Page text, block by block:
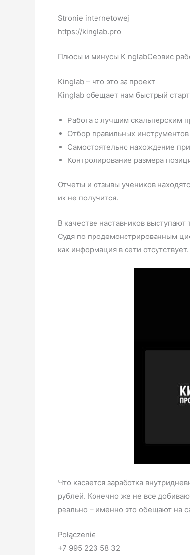
Stronie internetowej
https://kinglab.pro
Плюсы и минусы KinglabСервис
Kinglab – что это за проект
Kinglab обещает нам быстрый
Работа с лучшим скальперским
Отбор правильных
Самостоятельно нахождение
Контролирование размера
Отчеты и отзывы учеников
их не получится.
В качестве наставников
Судя по продемонстрированным
как информация в сети отсутствует.
Что касается заработка
рублей. Конечно же не все
реально – именно это обещают на
Połączenie
+7 995 223 58 32